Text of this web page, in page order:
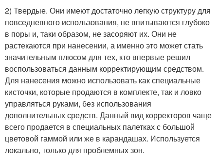
2) Твердые. Они имеют достаточно легкую структуру для
повседневного использования, не впитываются глубоко
в поры и, таки образом, не засоряют их. Они не
растекаются при нанесении, а именно это может стать
значительным плюсом для тех, кто впервые решил
воспользоваться данным корректирующим средством.
Для нанесения можно использовать как специальные
кисточки, которые продаются в комплекте, так и ловко
управляться руками, без использования
дополнительных средств. Данный вид корректоров чаще
всего продается в специальных палетках с большой
цветовой гаммой или же в карандашах. Используется
локально, только для проблемных зон.